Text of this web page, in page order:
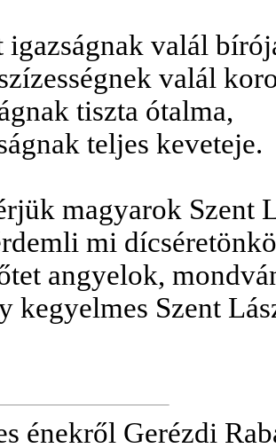
igazságnak valál
valál
tiszta ótalma,
teljes keveteje.
magyarok Szent
mi
angyelok,
kegyelmes Szent
énekről Gerézdi